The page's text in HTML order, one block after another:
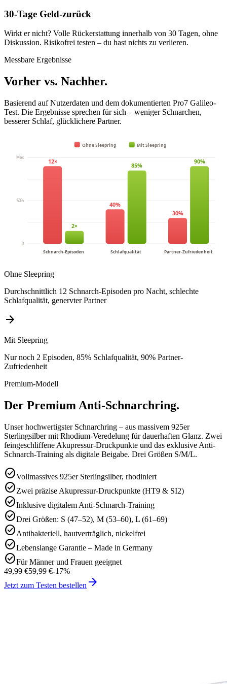
30-Tage Geld-zurück
Wirkt er nicht? Volle Rückerstattung innerhalb von 30 Tagen, ohne
Diskussion. Risikofrei testen – du hast nichts zu verlieren.
Messbare Ergebnisse
Vorher vs. Nachher.
Basierend auf Nutzerdaten und dem dokumentierten Pro7 Galileo-
Test. Die Ergebnisse sprechen für sich – weniger Schnarchen,
besserer Schlaf, glücklichere Partner.
Max
50%
0
12×
2×
Schnarch-Episoden
40%
85%
Schlafqualität
30%
90%
Partner-Zufriedenheit
Ohne Sleepring Mit Sleepring
Ohne Sleepring
Durchschnittlich 12 Schnarch-Episoden pro Nacht, schlechte
Schlafqualität, genervter Partner
arrow_forward
Mit Sleepring
Nur noch 2 Episoden, 85% Schlafqualität, 90% Partner-
Zufriedenheit
Premium-Modell
Der Premium Anti-Schnarchring.
Unser hochwertigster Schnarchring – aus massivem 925er
Sterlingsilber mit Rhodium-Veredelung für dauerhaften Glanz. Zwei
feingeschliffene Akupressur-Druckpunkte und das exklusive Anti-
Schnarch-Training als digitale Beigabe. Drei Größen S/M/L.
check_circleVollmassives 925er Sterlingsilber, rhodiniert
check_circleZwei präzise Akupressur-Druckpunkte (HT9 & SI2)
check_circleInklusive digitalem Anti-Schnarch-Training
check_circleDrei Größen: S (47–52), M (53–60), L (61–69)
check_circleAntibakteriell, hautverträglich, nickelfrei
check_circleLebenslange Garantie – Made in Germany
check_circleFür Männer und Frauen geeignet
49,99 €59,99 €-17%
Jetzt zum Testen bestellen arrow_forward